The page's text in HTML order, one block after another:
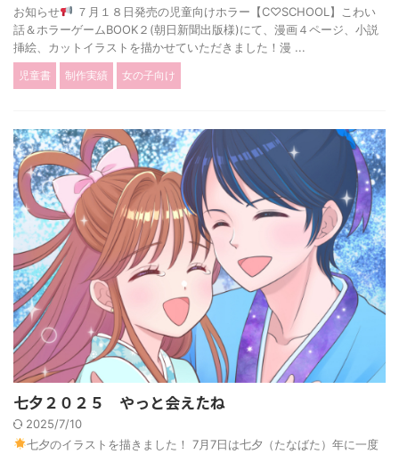
お知らせ
７月１８日発売の児童向けホラー【C♡SCHOOL】こわい
話＆ホラーゲームBOOK２(朝日新聞出版様)にて、漫画４ページ、小説
挿絵、カットイラストを描かせていただきました！漫 ...
児童書 制作実績 女の子向け
七夕２０２５ やっと会えたね
2025/7/10
七夕のイラストを描きました！ 7月7日は七夕（たなばた）年に一度